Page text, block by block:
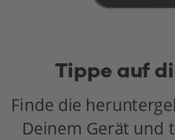
Tippe auf
Finde die
Deinem Gerät und